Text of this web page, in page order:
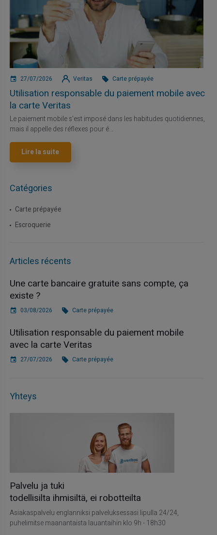
27/07/2026 Veritas Carte prépayée
Utilisation responsable du paiement mobile avec
la carte Veritas
Le paiement mobile s'est imposé dans les habitudes quotidiennes,
mais il appelle des réflexes pour é...
Lire la suite
Catégories
Carte prépayée
Escroquerie
Articles récents
Une carte bancaire gratuite sans compte, ça
existe ?
03/08/2026 Carte prépayée
Utilisation responsable du paiement mobile
avec la carte Veritas
27/07/2026 Carte prépayée
Yhteys
Palvelu ja tuki
todellisilta ihmisiltä, ei robotteilta
Asiakaspalvelu englanniksi palveluksessasi lipulla 24/24,
puhelimitse maanantaista lauantaihin klo 9h - 18h30